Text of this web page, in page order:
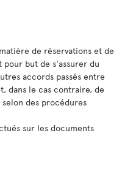
de réservations et de
but de s'assurer du
accords passés entre
dans le cas contraire, de
des procédures
sur les documents